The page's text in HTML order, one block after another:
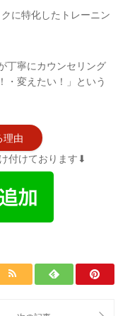
に特化したトレーニン
丁寧にカウンセリング
・変えたい！」という
理由
付けております⬇︎